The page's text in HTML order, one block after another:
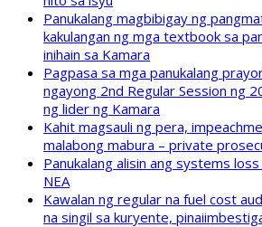
Panukalang magbibigay ng
kakulangan ng mga textbook sa
inihain sa Kamara
Pagpasa sa mga panukalang
ngayong 2nd Regular Session ng
ng lider ng Kamara
Kahit magsauli ng pera,
malabong mabura – private
Panukalang alisin ang systems
NEA
Kawalan ng regular na fuel cost
na singil sa kuryente,